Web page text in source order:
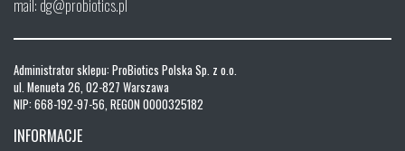
mail: dg@probiotics.pl
Administrator sklepu: ProBiotics Polska Sp. z o.o.
ul. Menueta 26, 02-827 Warszawa
NIP: 668-192-97-56, REGON 0000325182
INFORMACJE